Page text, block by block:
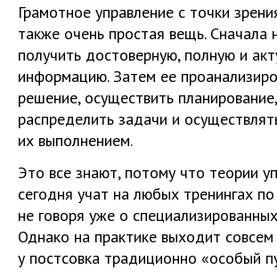
Грамотное управление с точки
также очень простая вещь. Сначала
получить достоверную, полную и
информацию. Затем ее
решение, осуществить
распределить задачи и
их выполнением.
Это все знают, потому что теории
сегодня учат на любых тренингах
не говоря уже о
Однако на практике выходит совсем
у постсовка традиционно «особый